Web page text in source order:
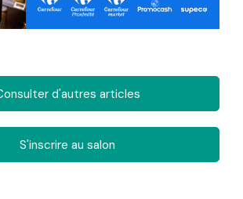
d'autres articles
S'inscrire au salon